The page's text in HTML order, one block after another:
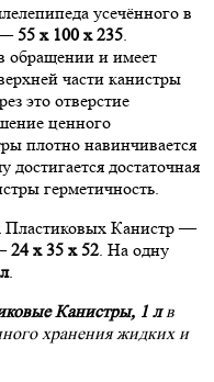
усечённого в
—55 х 100 х 235.
обращении и имеет
части канистры
это отверстие
ценного
плотно навинчивается
достигается достаточная
герметичность.
Пластиковых Канистр —
24 х 35 х 52. На одну
.
Канистры, 1 лв
хранения жидких и